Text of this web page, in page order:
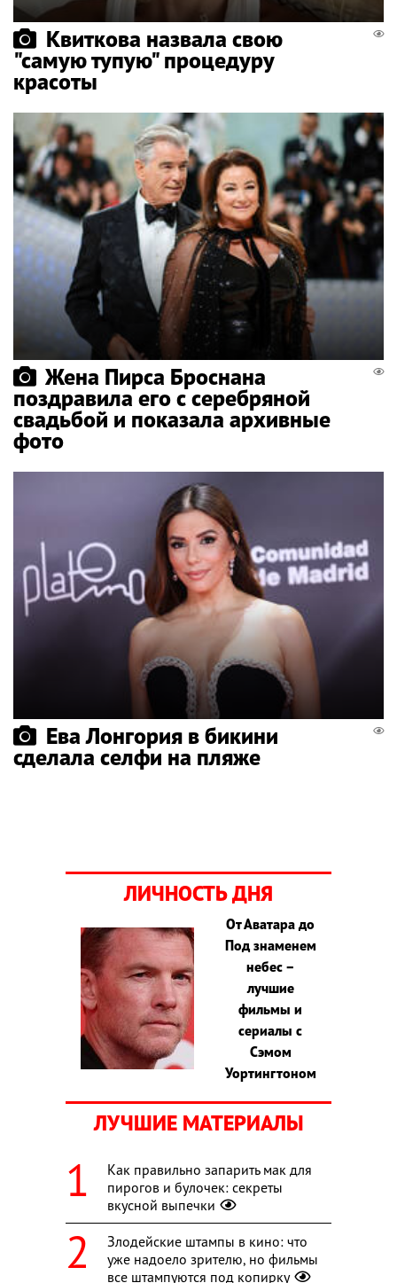
Квиткова назвала свою
"самую тупую" процедуру
красоты
Жена Пирса Броснана
поздравила его с серебряной
свадьбой и показала архивные
фото
Ева Лонгория в бикини
сделала селфи на пляже
ЛИЧНОСТЬ ДНЯ
От Аватара до
Под знаменем
небес –
лучшие
фильмы и
сериалы с
Сэмом
Уортингтоном
ЛУЧШИЕ МАТЕРИАЛЫ
Как правильно запарить мак для
пирогов и булочек: секреты
вкусной выпечки
Злодейские штампы в кино: что
уже надоело зрителю, но фильмы
все штампуются под копирку